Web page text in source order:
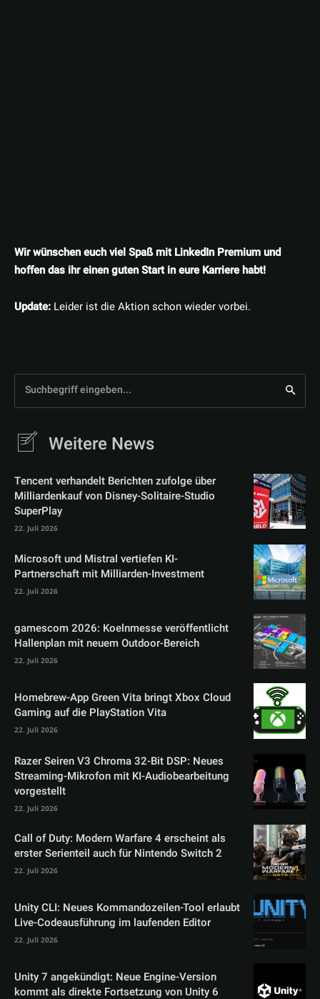
Wir wünschen euch viel Spaß mit LinkedIn Premium und
hoffen das ihr einen guten Start in eure Karriere habt!
Update: Leider ist die Aktion schon wieder vorbei.
Suchbegriff eingeben...
Weitere News
Tencent verhandelt Berichten zufolge über
Milliardenkauf von Disney-Solitaire-Studio
SuperPlay
22. Juli 2026
Microsoft und Mistral vertiefen KI-
Partnerschaft mit Milliarden-Investment
22. Juli 2026
gamescom 2026: Koelnmesse veröffentlicht
Hallenplan mit neuem Outdoor-Bereich
22. Juli 2026
Homebrew-App Green Vita bringt Xbox Cloud
Gaming auf die PlayStation Vita
22. Juli 2026
Razer Seiren V3 Chroma 32-Bit DSP: Neues
Streaming-Mikrofon mit KI-Audiobearbeitung
vorgestellt
22. Juli 2026
Call of Duty: Modern Warfare 4 erscheint als
erster Serienteil auch für Nintendo Switch 2
22. Juli 2026
Unity CLI: Neues Kommandozeilen-Tool erlaubt
Live-Codeausführung im laufenden Editor
22. Juli 2026
Unity 7 angekündigt: Neue Engine-Version
kommt als direkte Fortsetzung von Unity 6